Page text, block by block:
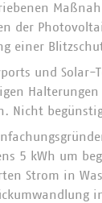
der
einer
und Solar-
Nicht
5 kWh um
Strom in